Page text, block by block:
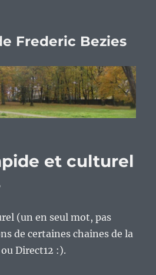
Frederic Bezies
et culturel
(un en seul mot, pas
de certaines chaines de la
Direct12 :).